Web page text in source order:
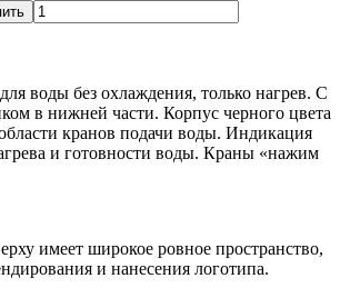
воды без охлаждения, только нагрев. С
в нижней части. Корпус черного цвета
кранов подачи воды. Индикация
и готовности воды. Краны «нажим
имеет широкое ровное пространство,
и нанесения логотипа.